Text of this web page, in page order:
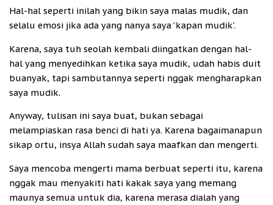
Hal-hal seperti inilah yang bikin saya malas mudik, dan
selalu emosi jika ada yang nanya saya 'kapan mudik'.
Karena, saya tuh seolah kembali diingatkan dengan hal-
hal yang menyedihkan ketika saya mudik, udah habis duit
buanyak, tapi sambutannya seperti nggak mengharapkan
saya mudik.
Anyway, tulisan ini saya buat, bukan sebagai
melampiaskan rasa benci di hati ya. Karena bagaimanapun
sikap ortu, insya Allah sudah saya maafkan dan mengerti.
Saya mencoba mengerti mama berbuat seperti itu, karena
nggak mau menyakiti hati kakak saya yang memang
maunya semua untuk dia, karena merasa dialah yang